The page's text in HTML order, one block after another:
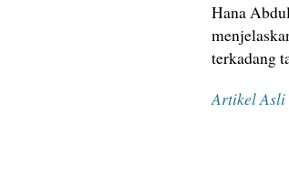
Hana
terkadang
Artikel Asli